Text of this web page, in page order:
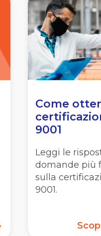
Come
9001
Leggi le
domande più
sulla
9001.